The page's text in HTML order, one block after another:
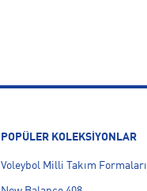
POPÜLER KOLEKSİYONLAR
Voleybol Milli Takım Formaları